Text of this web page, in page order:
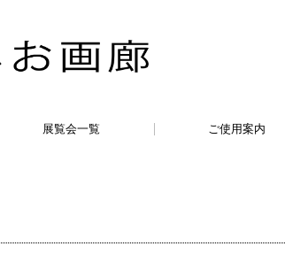
展覧会一覧 ご使用案内